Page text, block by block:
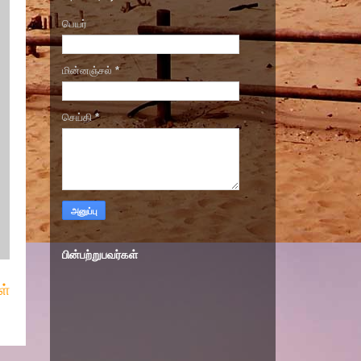
பெயர்
மின்னஞ்சல் *
செய்தி*
பின்பற்றுபவர்கள்